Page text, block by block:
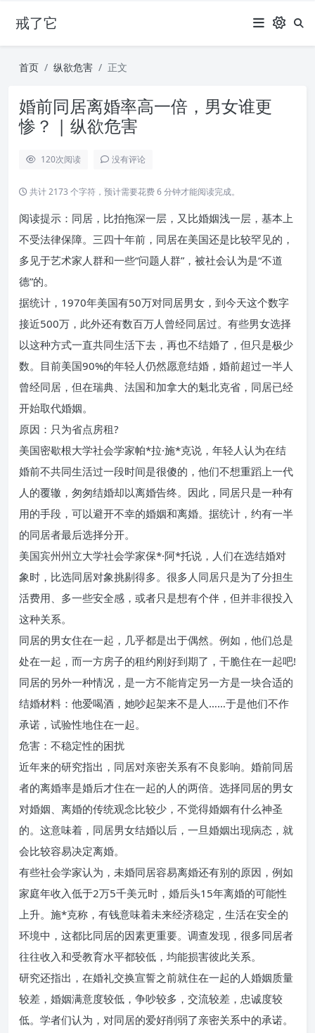
戒了它
首页 纵欲危害 正文
婚前同居离婚率高一倍，男女谁更
惨？ | 纵欲危害
120次阅读 没有评论
共计 2173 个字符，预计需要花费 6 分钟才能阅读完成。
阅读提示：同居，比拍拖深一层，又比婚姻浅一层，基本上
不受法律保障。三四十年前，同居在美国还是比较罕见的，
多见于艺术家人群和一些“问题人群”，被社会认为是“不道
德”的。
据统计，1970年美国有50万对同居男女，到今天这个数字
接近500万，此外还有数百万人曾经同居过。有些男女选择
以这种方式一直共同生活下去，再也不结婚了，但只是极少
数。目前美国90%的年轻人仍然愿意结婚，婚前超过一半人
曾经同居，但在瑞典、法国和加拿大的魁北克省，同居已经
开始取代婚姻。
原因：只为省点房租?
美国密歇根大学社会学家帕*拉·施*克说，年轻人认为在结
婚前不共同生活过一段时间是很傻的，他们不想重蹈上一代
人的覆辙，匆匆结婚却以离婚告终。因此，同居只是一种有
用的手段，可以避开不幸的婚姻和离婚。据统计，约有一半
的同居者最后选择分开。
美国宾州州立大学社会学家保*·阿*托说，人们在选结婚对
象时，比选同居对象挑剔得多。很多人同居只是为了分担生
活费用、多一些安全感，或者只是想有个伴，但并非很投入
这种关系。
同居的男女住在一起，几乎都是出于偶然。例如，他们总是
处在一起，而一方房子的租约刚好到期了，干脆住在一起吧!
同居的另外一种情况，是一方不能肯定另一方是一块合适的
结婚材料：他爱喝酒，她吵起架来不是人……于是他们不作
承诺，试验性地住在一起。
危害：不稳定性的困扰
近年来的研究指出，同居对亲密关系有不良影响。婚前同居
者的离婚率是婚后才住在一起的人的两倍。选择同居的男女
对婚姻、离婚的传统观念比较少，不觉得婚姻有什么神圣
的。这意味着，同居男女结婚以后，一旦婚姻出现病态，就
会比较容易决定离婚。
有些社会学家认为，未婚同居容易离婚还有别的原因，例如
家庭年收入低于2万5千美元时，婚后头15年离婚的可能性
上升。施*克称，有钱意味着未来经济稳定，生活在安全的
环境中，这都比同居的因素更重要。调查发现，很多同居者
往往收入和受教育水平都较低，均能损害彼此关系。
研究还指出，在婚礼交换宣誓之前就住在一起的人婚姻质量
较差，婚姻满意度较低，争吵较多，交流较差，忠诚度较
低。学者们认为，对同居的爱好削弱了亲密关系中的承诺。